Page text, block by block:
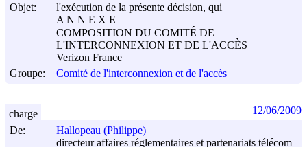
Objet:
l'exécution de la présente décision, qui
A N N E X E
COMPOSITION DU COMITÉ DE
L'INTERCONNEXION ET DE L'ACCÈS
Verizon France
Groupe:
Comité de l'interconnexion et de l'accès
De:
Hallopeau (Philippe)
directeur affaires réglementaires et partenariats télécom
charge 12/06/2009